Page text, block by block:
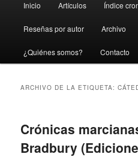
principal
Inicio Artículos Índice
Reseñas por autor Archivo
¿Quiénes somos? Contacto
ARCHIVO DE LA ETIQUETA:
Crónicas
Bradbury